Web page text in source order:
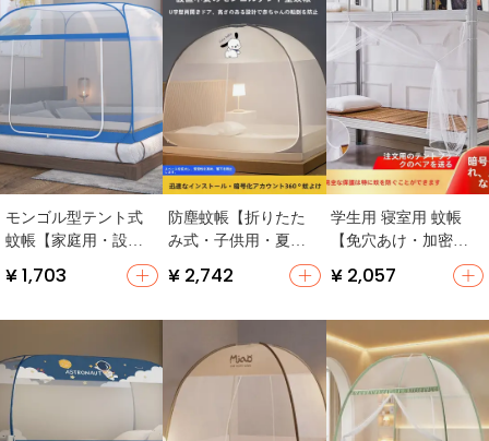
モンゴル型テント式
蚊帳【家庭用・設置
不要・ダブルファス
ナー・厚手・子供
¥ 1,703
防塵蚊帳【折りたた
み式・子供用・夏
用・モンゴルテント
デザイン】
¥ 2,742
学生用 寝室用 蚊帳
【免穴あけ・加密デ
¥ 2,057